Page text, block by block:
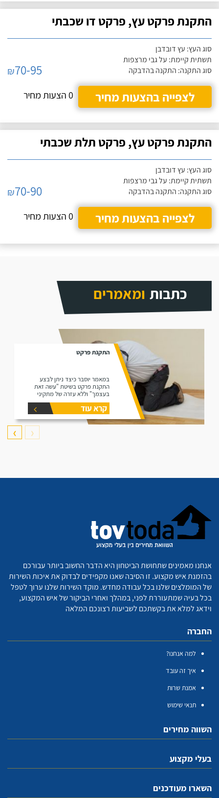
התקנת פרקט עץ, פרקט דו שכבתי
סוג העץ: עץ דובדבן
תשתית קיימת: על גבי מרצפות
סוג התקנה: התקנה בהדבקה
₪70-95
לצפייה בהצעות מחיר
0 הצעות מחיר
התקנת פרקט עץ, פרקט תלת שכבתי
סוג העץ: עץ דובדבן
תשתית קיימת: על גבי מרצפות
סוג התקנה: התקנה בהדבקה
₪70-90
לצפייה בהצעות מחיר
0 הצעות מחיר
כתבות ומאמרים
התקנת פרקט
במאמר יוסבר כיצד ניתן לבצע
התקנת פרקט בשיטת "עשה זאת
בעצמך" וללא עזרה של מתקיני
פרקטים.
קרא עוד
❮
❯
אנחנו מאמינים שתחושת הביטחון היא הדבר החשוב ביותר עבורכם
בהזמנת איש מקצוע. זו הסיבה שאנו מקפידים לבדוק את איכות השירות
של המומלצים שלנו בכל עבודה מחדש. מוקד השירות שלנו ערוך לטפל
בכל בעיה שמתעוררת לפני, במהלך ואחרי הביקור של איש המקצוע,
וידאג למלא את בקשתכם לשביעות רצונכם המלאה
החברה
למה אנחנו?
איך זה עובד
אמנת שרות
תנאי שימוש
השווה מחירים
בעלי מקצוע
השארו מעודכנים